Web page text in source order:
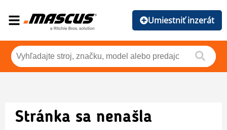
Umiestniť inzerát
Stránka sa nenašla